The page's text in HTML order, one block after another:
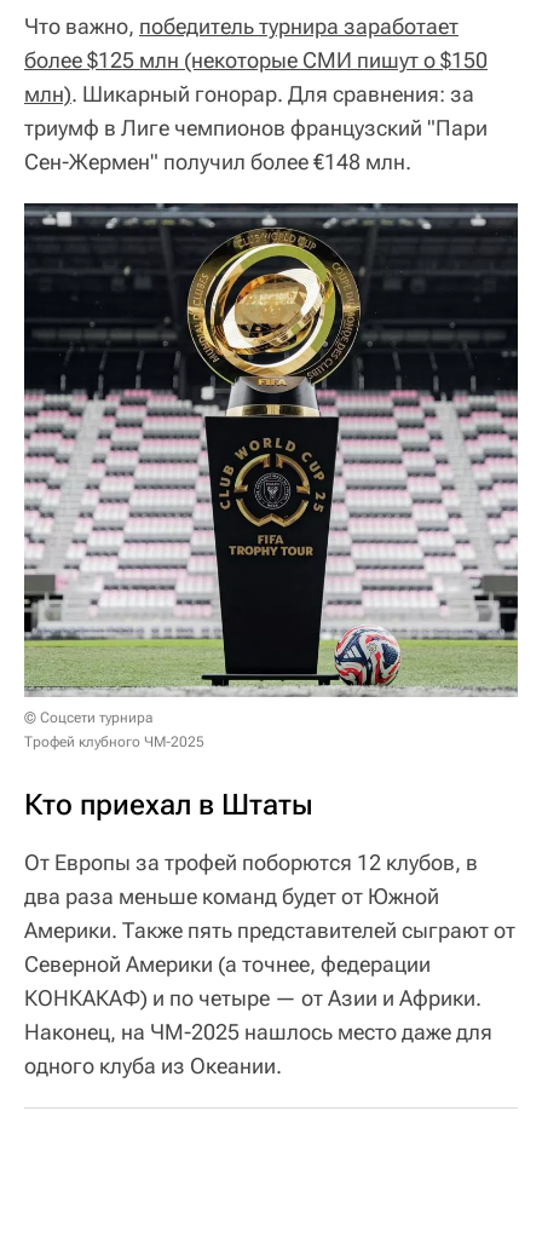
Что важно, победитель турнира заработает
более $125 млн (некоторые СМИ пишут о $150
млн). Шикарный гонорар. Для сравнения: за
триумф в Лиге чемпионов французский "Пари
Сен-Жермен" получил более €148 млн.
© Соцсети турнира
Трофей клубного ЧМ-2025
Кто приехал в Штаты
От Европы за трофей поборются 12 клубов, в
два раза меньше команд будет от Южной
Америки. Также пять представителей сыграют от
Северной Америки (а точнее, федерации
КОНКАКАФ) и по четыре — от Азии и Африки.
Наконец, на ЧМ-2025 нашлось место даже для
одного клуба из Океании.